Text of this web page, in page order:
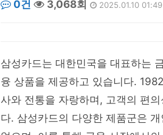
0건
3,068회 2025.01.10 01:49
삼성카드는 대한민국을 대표하는
융 상품을 제공하고 있습니다.
사와 전통을 자랑하며, 고객의 편
다. 삼성카드의 다양한 제품군은